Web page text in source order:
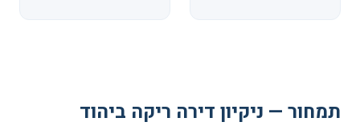
תמחור — ניקיון דירה ריקה ביהוד